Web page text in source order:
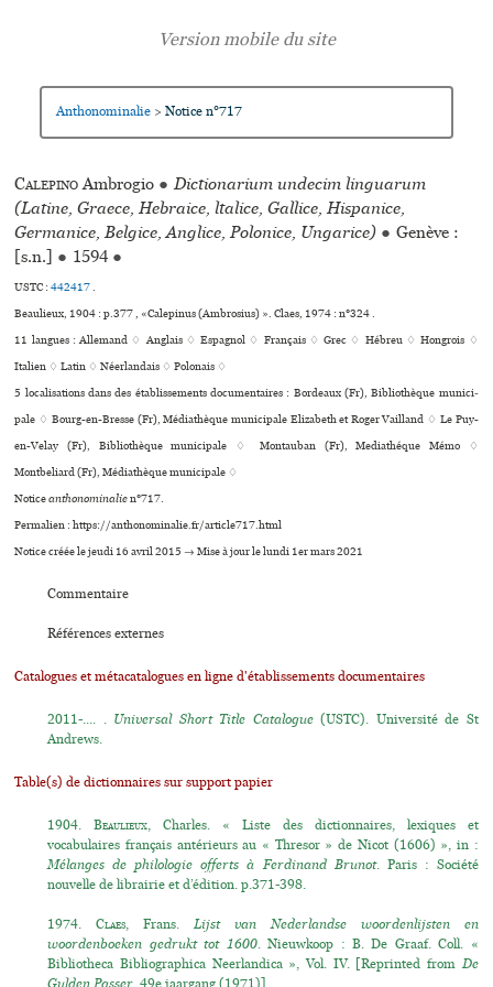
Anthonominalie > Notice n°717
CalepinoAmbrogio ● Dictionarium undecim linguarum
(Latine, Graece, Hebraice, ltalice, Gallice, Hispanice,
Germanice, Belgice, Anglice, Polonice, Ungarice) ● Genève :
[s.n.] ● 1594 ●
USTC :442417.
Beaulieux, 1904 : p.377 , «Calepinus (Ambrosius) ». Claes, 1974 : n°324 .
11 langues :Allemand ♢Anglais ♢Espagnol ♢ Français ♢Grec ♢ Hébreu ♢Hongrois ♢
Italien ♢Latin ♢Néerlandais ♢Polonais ♢
5 localisations dans des établissements documentaires : Bordeaux (Fr), Bibliothèque muni­ci­
pale ♢ Bourg-en-Bresse (Fr), Médiathèque muni­ci­pale Elizabeth et Roger Vailland ♢ Le Puy-
en-Velay (Fr), Bibliothèque municipale ♢ Montauban (Fr), Mediathéque Mémo ♢
Montbeliard (Fr), Médiathèque muni­ci­pale ♢
Noticeanthonominalien°717.
Permalien : https://anthonominalie.fr/article717.html
Notice créée le jeudi 16 avril 2015 → Mise à jour le lundi 1er mars 2021
Commentaire
Références externes
Catalogues et métacatalogues en ligne d'établissements documentaires
2011-.... . Universal Short Title Catalogue(USTC). Université de St
Andrews.
Table(s) de dictionnaires sur support papier
1904.Beaulieux, Charles. « Liste des dictionnaires, lexiques et
vocabulaires français antérieurs au « Thresor » de Nicot (1606) », in :
Mélanges de philologie offerts à Ferdinand Brunot. Paris : Société
nouvelle de librairie et d’édition. p.371-398.
1974.Claes, Frans.Lijst van Nederlandse woordenlijsten en
woordenboeken gedrukt tot 1600.Nieuwkoop : B. De Graaf. Coll. «
Bibliotheca Bibliographica Neerlandica », Vol. IV. [Reprinted fromDe